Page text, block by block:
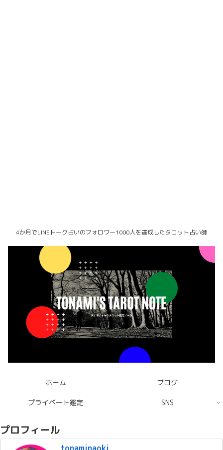
4か月でLINEトーク占いのフォロワー1000人を達成したタロット占い師
ホーム ブログ
プライベート鑑定 SNS
プロフィール
tonaminaoki